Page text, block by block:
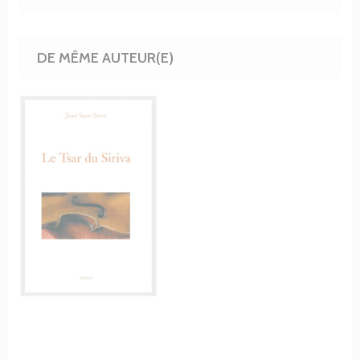
DE MÊME AUTEUR(E)